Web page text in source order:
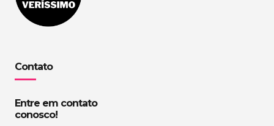
Contato
Entre em contato
conosco!